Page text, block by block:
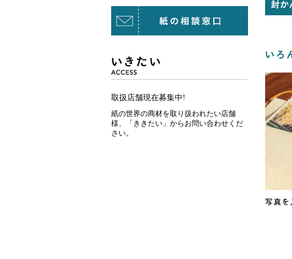
取扱店舗現在募集中!
紙の世界の商材を取り扱われたい店舗
様、「ききたい」からお問い合わせくだ
さい。